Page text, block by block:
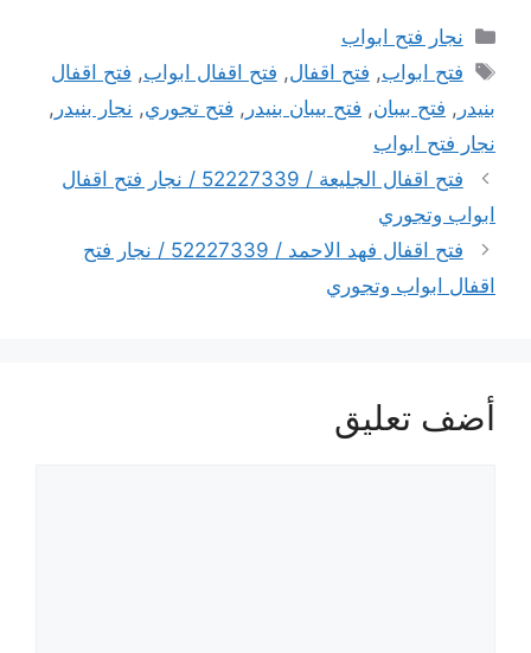
التصنيفات
نجار فتح ابواب
الوسوم
فتح ابواب, فتح اقفال, فتح اقفال ابواب, فتح اقفال
بنيدر , فتح بيبان, فتح بيبان بنيدر , فتح تجوري, نجار بنيدر ,
نجار فتح ابواب
فتح اقفال الجليعة / 52227339 / نجار فتح اقفال
ابواب وتجوري
فتح اقفال فهد الاحمد / 52227339 / نجار فتح
اقفال ابواب وتجوري
أضف تعليق